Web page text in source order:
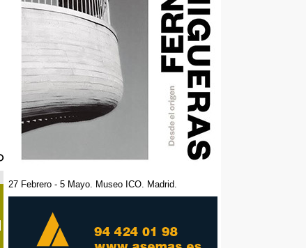
27 Febrero - 5 Mayo. Museo ICO. Madrid.